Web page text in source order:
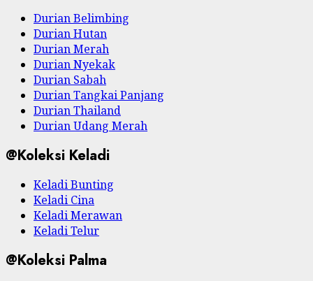
Durian Belimbing
Durian Hutan
Durian Merah
Durian Nyekak
Durian Sabah
Durian Tangkai Panjang
Durian Thailand
Durian Udang Merah
@Koleksi Keladi
Keladi Bunting
Keladi Cina
Keladi Merawan
Keladi Telur
@Koleksi Palma